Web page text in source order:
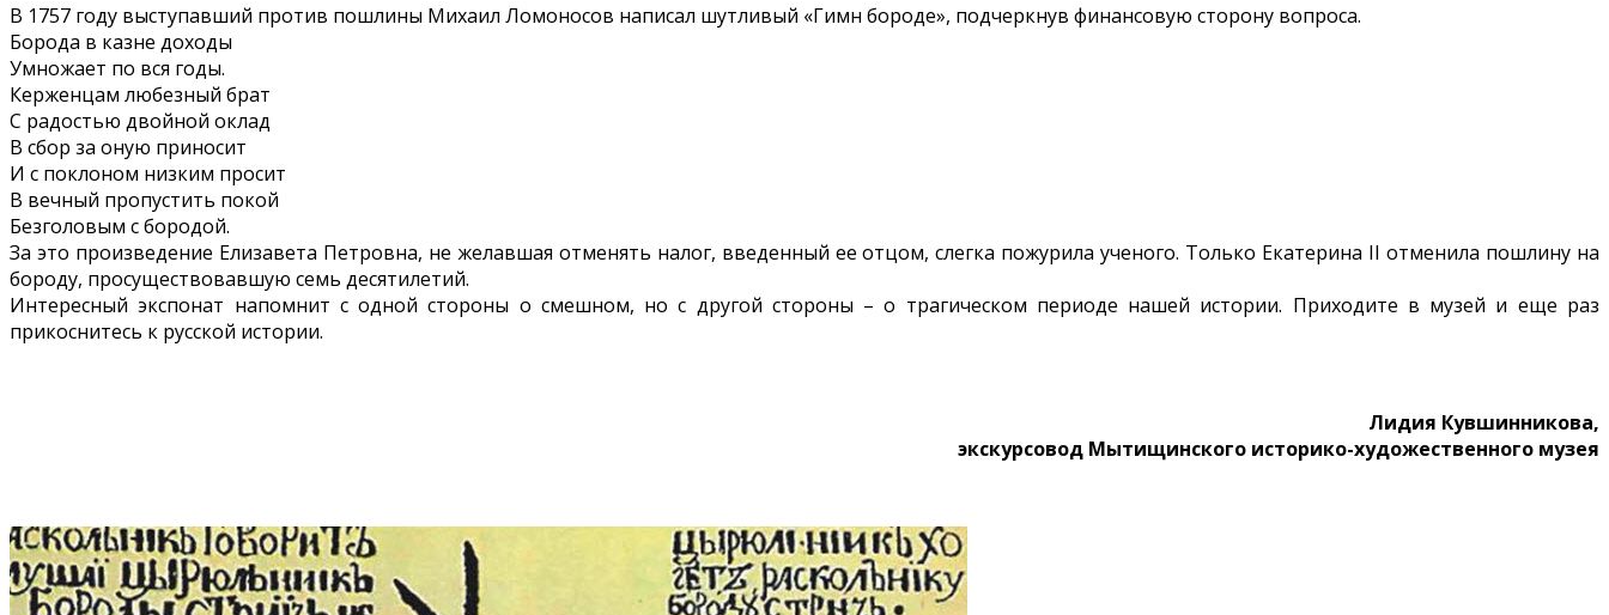
В 1757 году выступавший против пошлины Михаил Ломоносов написал шутливый «Гимн бороде», подчеркнув финансовую сторону вопроса.
Борода в казне доходы
Умножает по вся годы.
Керженцам любезный брат
С радостью двойной оклад
В сбор за оную приносит
И с поклоном низким просит
В вечный пропустить покой
Безголовым с бородой.
За это произведение Елизавета Петровна, не желавшая отменять налог, введенный ее отцом, слегка пожурила ученого. Только Екатерина II отменила пошлину на
бороду, просуществовавшую семь десятилетий.
Интересный экспонат напомнит с одной стороны о смешном, но с другой стороны – о трагическом периоде нашей истории. Приходите в музей и еще раз
прикоснитесь к русской истории.
Лидия Кувшинникова,
экскурсовод Мытищинского историко-художественного музея